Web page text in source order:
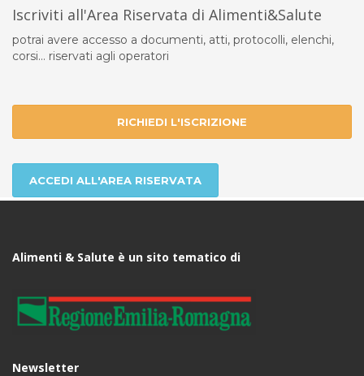
Iscriviti all'Area Riservata di Alimenti&Salute
potrai avere accesso a documenti, atti, protocolli, elenchi,
corsi... riservati agli operatori
RICHIEDI L'ISCRIZIONE
ACCEDI ALL'AREA RISERVATA
Alimenti & Salute è un sito tematico di
Newsletter